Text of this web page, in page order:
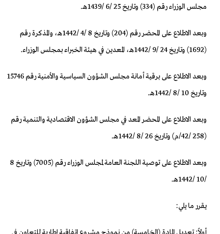
مجلس الوزراء رقم (334) وتاريخ 25 /6 /1439هـ.
وبعد الاطلاع على المحضر رقم (204) وتاريخ 8 /4 /1442هـ، والمذكرة رقم
(1692) وتاريخ 24 /9 /1442هـ، المعدين في هيئة الخبراء بمجلس الوزراء.
وبعد الاطلاع على برقية أمانة مجلس الشؤون السياسية والأمنية رقم 15746
وتاريخ 10 /8 /1442هـ.
وبعد الاطلاع على المحضر المعد في مجلس الشؤون الاقتصادية والتنمية رقم
(258 /42/م) وتاريخ 26 /8 /1442هـ.
وبعد الاطلاع على توصية اللجنة العامة لمجلس الوزراء رقم (7005) وتاريخ 8
/10 /1442هـ.
يقرر ما يلي: